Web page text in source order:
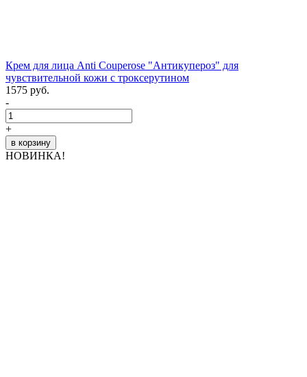
Крем для лица Anti Couperose "Антикупероз" для
чувствительной кожи с троксерутином
1575 руб.
-
+
в корзину
НОВИНКА!